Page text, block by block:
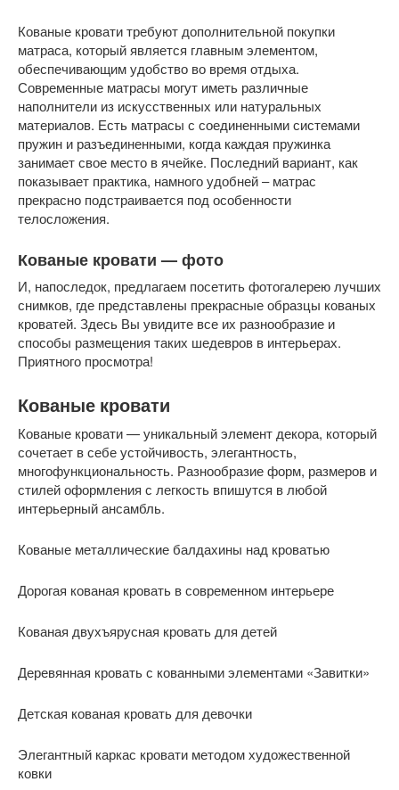
Кованые кровати требуют дополнительной покупки
матраса, который является главным элементом,
обеспечивающим удобство во время отдыха.
Современные матрасы могут иметь различные
наполнители из искусственных или натуральных
материалов. Есть матрасы с соединенными системами
пружин и разъединенными, когда каждая пружинка
занимает свое место в ячейке. Последний вариант, как
показывает практика, намного удобней – матрас
прекрасно подстраивается под особенности
телосложения.
Кованые кровати — фото
И, напоследок, предлагаем посетить фотогалерею лучших
снимков, где представлены прекрасные образцы кованых
кроватей. Здесь Вы увидите все их разнообразие и
способы размещения таких шедевров в интерьерах.
Приятного просмотра!
Кованые кровати
Кованые кровати — уникальный элемент декора, который
сочетает в себе устойчивость, элегантность,
многофункциональность. Разнообразие форм, размеров и
стилей оформления с легкость впишутся в любой
интерьерный ансамбль.
Кованые металлические балдахины над кроватью
Дорогая кованая кровать в современном интерьере
Кованая двухъярусная кровать для детей
Деревянная кровать с кованными элементами «Завитки»
Детская кованая кровать для девочки
Элегантный каркас кровати методом художественной
ковки